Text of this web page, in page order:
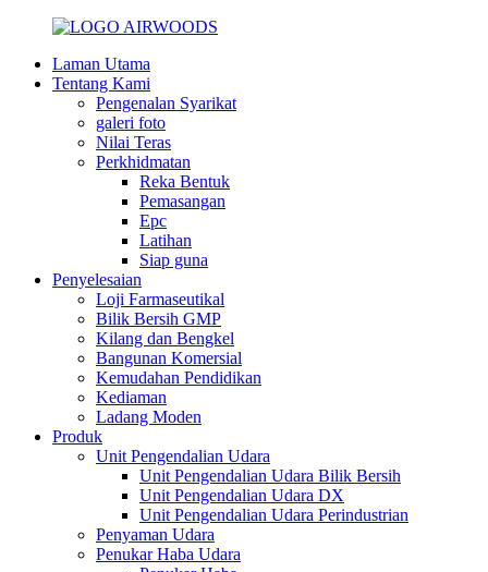
Laman Utama
Tentang Kami
Pengenalan Syarikat
galeri foto
Nilai Teras
Perkhidmatan
Reka Bentuk
Pemasangan
Epc
Latihan
Siap guna
Penyelesaian
Loji Farmaseutikal
Bilik Bersih GMP
Kilang dan Bengkel
Bangunan Komersial
Kemudahan Pendidikan
Kediaman
Ladang Moden
Produk
Unit Pengendalian Udara
Unit Pengendalian Udara Bilik Bersih
Unit Pengendalian Udara DX
Unit Pengendalian Udara Perindustrian
Penyaman Udara
Penukar Haba Udara